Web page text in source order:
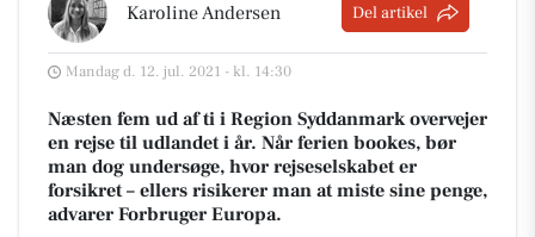
Karoline Andersen Del artikel
Mandag d. 12. jul. 2021 - kl. 14:30
Næsten fem ud af ti i Region Syddanmark overvejer
en rejse til udlandet i år. Når ferien bookes, bør
man dog undersøge, hvor rejseselskabet er
forsikret – ellers risikerer man at miste sine penge,
advarer Forbruger Europa.